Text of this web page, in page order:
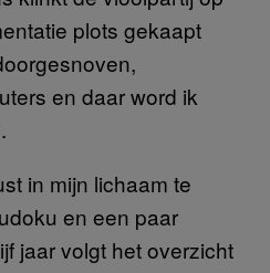
plots gekaapt
en daar word ik
in mijn lichaam te
en een paar
jaar volgt het overzicht